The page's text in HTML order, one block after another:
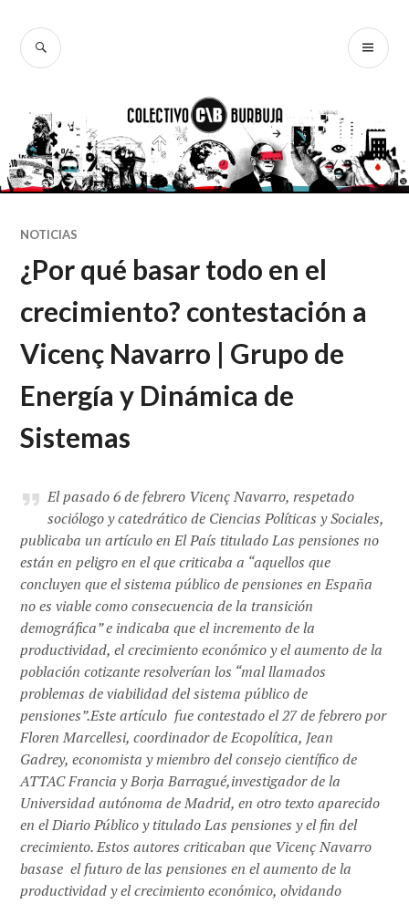
contenido
BUSCAR
NOTICIAS
¿Por qué basar todo en el
crecimiento? contestación a
Vicenç Navarro | Grupo de
Energía y Dinámica de
Sistemas
El pasado 6 de febrero Vicenç Navarro, respetado
sociólogo y catedrático de Ciencias Políticas y Sociales,
publicaba un artículo en El País titulado Las pensiones no
están en peligro en el que criticaba a “aquellos que
concluyen que el sistema público de pensiones en España
no es viable como consecuencia de la transición
demográfica” e indicaba que el incremento de la
productividad, el crecimiento económico y el aumento de la
población cotizante resolverían los “mal llamados
problemas de viabilidad del sistema público de
pensiones”.Este artículo fue contestado el 27 de febrero por
Floren Marcellesi, coordinador de Ecopolítica, Jean
Gadrey, economista y miembro del consejo científico de
ATTAC Francia y Borja Barragué,investigador de la
Universidad autónoma de Madrid, en otro texto aparecido
en el Diario Público y titulado Las pensiones y el fin del
crecimiento. Estos autores criticaban que Vicenç Navarro
basase el futuro de las pensiones en el aumento de la
productividad y el crecimiento económico, olvidando